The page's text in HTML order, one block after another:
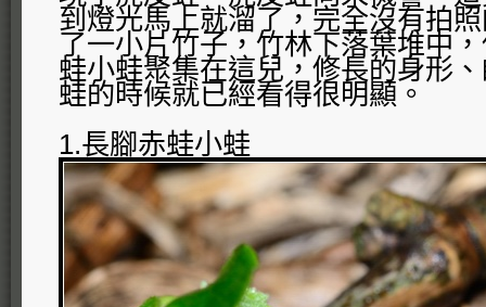
到燈光馬上就溜了，完全沒有拍
了一小片竹子，竹林下落葉堆中
蛙小蛙聚集在這兒，修長的身形
蛙的時候就已經看得很明顯。
1.長腳赤蛙小蛙